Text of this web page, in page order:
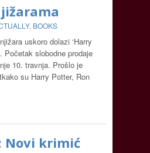
, BOOKS
uskoro dolazi ‘Harry
Početak slobodne prodaje
10. travnja. Prošlo je
su Harry Potter, Ron
Novi krimić